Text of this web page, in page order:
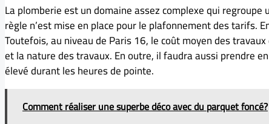
La plomberie est un domaine assez complexe qui
règle n’est mise en place pour le plafonnement des
Toutefois, au niveau de Paris 16, le coût moyen des
et la nature des travaux. En outre, il faudra aussi prendre
élevé durant les heures de pointe.
Comment réaliser une superbe déco avec du parquet foncé?